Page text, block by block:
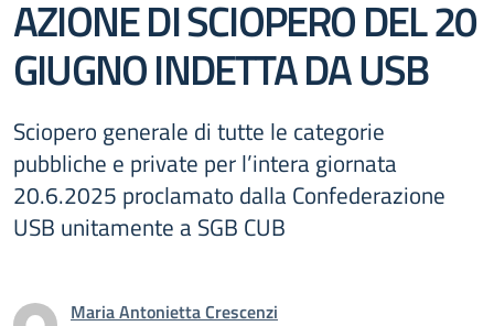
AZIONE DI SCIOPERO DEL 20
GIUGNO INDETTA DA USB
Sciopero generale di tutte le categorie
pubbliche e private per l’intera giornata
20.6.2025 proclamato dalla Confederazione
USB unitamente a SGB CUB
Maria Antonietta Crescenzi